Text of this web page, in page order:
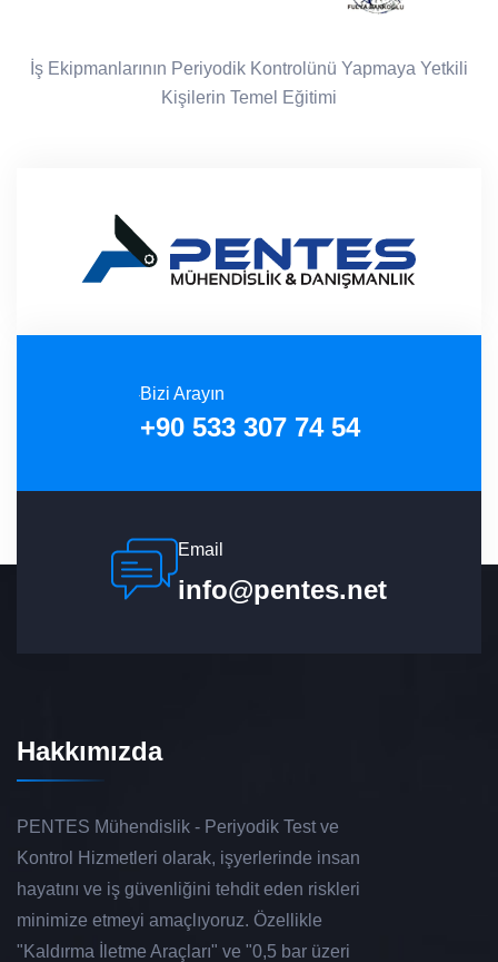
İş Ekipmanlarının Periyodik Kontrolünü Yapmaya Yetkili
Kişilerin Temel Eğitimi
Bizi Arayın
+90 533 307 74 54
Email
info@pentes.net
Hakkımızda
PENTES Mühendislik - Periyodik Test ve
Kontrol Hizmetleri olarak, işyerlerinde insan
hayatını ve iş güvenliğini tehdit eden riskleri
minimize etmeyi amaçlıyoruz. Özellikle
"Kaldırma İletme Araçları" ve "0,5 bar üzeri